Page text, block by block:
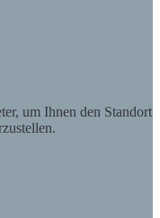
um Ihnen den Standort